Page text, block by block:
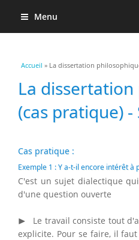
Menu
Vous êtes ici
Accueil » La dissertation
La
(cas pratique)
Cas pratique :
Exemple 1 : Y a-t-il encore intérêt à
C'est un sujet dialectique
d'une question ouverte
▶
▸
Le travail consiste tout
explicite. Pour se faire, il